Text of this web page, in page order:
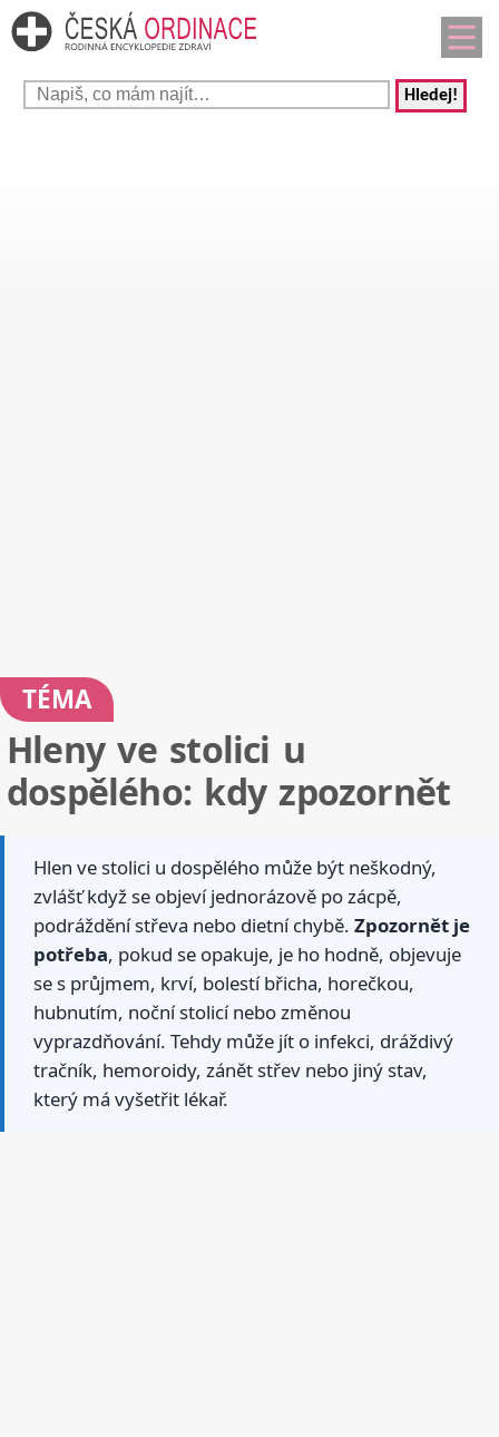
Hledej!
TÉMA
Hleny ve stolici u
dospělého: kdy zpozornět
Hlen ve stolici u dospělého může být neškodný,
zvlášť když se objeví jednorázově po zácpě,
podráždění střeva nebo dietní chybě. Zpozornět je
potřeba, pokud se opakuje, je ho hodně, objevuje
se s průjmem, krví, bolestí břicha, horečkou,
hubnutím, noční stolicí nebo změnou
vyprazdňování. Tehdy může jít o infekci, dráždivý
tračník, hemoroidy, zánět střev nebo jiný stav,
který má vyšetřit lékař.